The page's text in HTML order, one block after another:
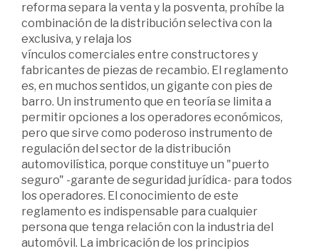
reforma separa la venta y la posventa, prohíbe la
combinación de la distribución selectiva con la
exclusiva, y relaja los
vínculos comerciales entre constructores y
fabricantes de piezas de recambio. El reglamento
es, en muchos sentidos, un gigante con pies de
barro. Un instrumento que en teoría se limita a
permitir opciones a los operadores económicos,
pero que sirve como poderoso instrumento de
regulación del sector de la distribución
automovilística, porque constituye un "puerto
seguro" -garante de seguridad jurídica- para todos
los operadores. El conocimiento de este
reglamento es indispensable para cualquier
persona que tenga relación con la industria del
automóvil. La imbricación de los principios